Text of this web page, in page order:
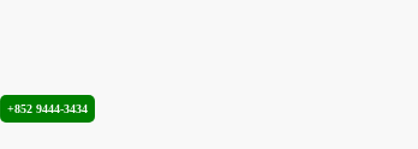
+852 9444-3434